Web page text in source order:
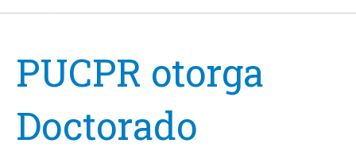
PUCPR otorga
Doctorado